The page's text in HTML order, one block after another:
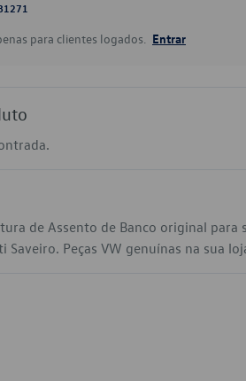
para clientes logados. Entrar
de Assento de Banco original para
Saveiro. Peças VW genuínas na sua